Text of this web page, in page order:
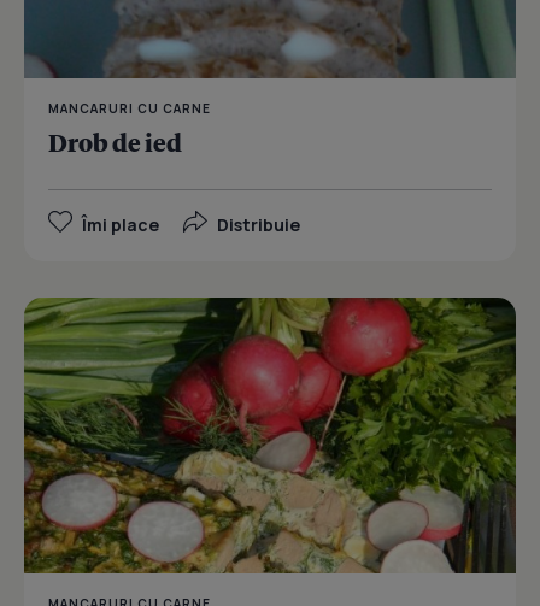
MANCARURI CU CARNE
Drob de ied
Îmi place Distribuie